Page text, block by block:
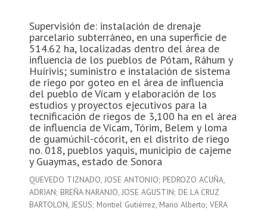
Supervisión de: instalación de drenaje
parcelario subterráneo, en una superficie de
514.62 ha, localizadas dentro del área de
influencia de los pueblos de Pótam, Ráhum y
Huírivis; suministro e instalación de sistema
de riego por goteo en el área de influencia
del pueblo de Vícam y elaboración de los
estudios y proyectos ejecutivos para la
tecnificación de riegos de 3,100 ha en el área
de influencia de Vícam, Tórim, Belem y loma
de guamúchil-cócorit, en el distrito de riego
no. 018, pueblos yaquis, municipio de cajeme
y Guaymas, estado de Sonora
QUEVEDO TIZNADO, JOSE ANTONIO; PEDROZO ACUÑA,
ADRIAN; BREÑA NARANJO, JOSE AGUSTIN; DE LA CRUZ
BARTOLON, JESUS; Montiel Gutiérrez, Mario Alberto; VERA